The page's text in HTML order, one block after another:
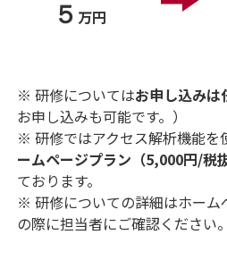
５万円
※ 研修についてはお申し込みは
お申し込みも可能です。）
※ 研修ではアクセス解析機能を
ームページプラン（5,000円/税抜
ております。
※ 研修についての詳細はホーム
の際に担当者にご確認ください。